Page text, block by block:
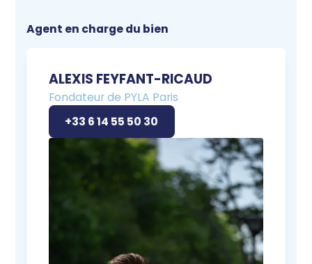
Agent en charge du bien
ALEXIS FEYFANT-RICAUD
Fondateur de PYLA Paris
+33 6 14 55 50 30